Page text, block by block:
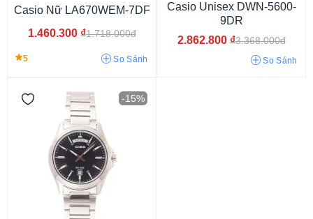
Thùng rượu Bát giác tròn
Mặt tròn
Mặt chữ nhật
Casio Nữ LA670WEM-7DF
1.460.300 ₫1.718.000đ
5 So Sánh
Casio Unisex DWN-5600-
9DR
2.862.800 ₫3.368.000đ
So Sánh
-15%